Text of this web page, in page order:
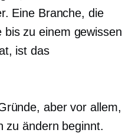
Eine Branche, die
zu einem gewissen
ist das
aber vor allem,
zu ändern beginnt.